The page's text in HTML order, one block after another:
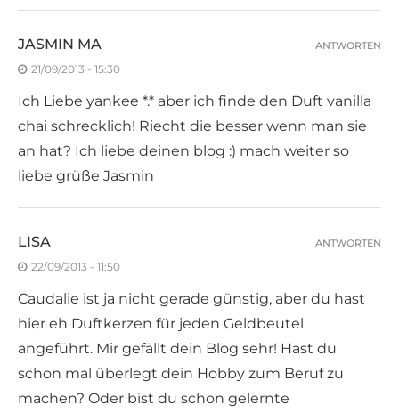
JASMIN MA
21/09/2013 - 15:30
Ich Liebe yankee *.* aber ich finde den Duft vanilla
chai schrecklich! Riecht die besser wenn man sie
an hat? Ich liebe deinen blog :) mach weiter so
liebe grüße Jasmin
ANTWORTEN
LISA
22/09/2013 - 11:50
Caudalie ist ja nicht gerade günstig, aber du hast
hier eh Duftkerzen für jeden Geldbeutel
angeführt. Mir gefällt dein Blog sehr! Hast du
schon mal überlegt dein Hobby zum Beruf zu
machen? Oder bist du schon gelernte
ANTWORTEN